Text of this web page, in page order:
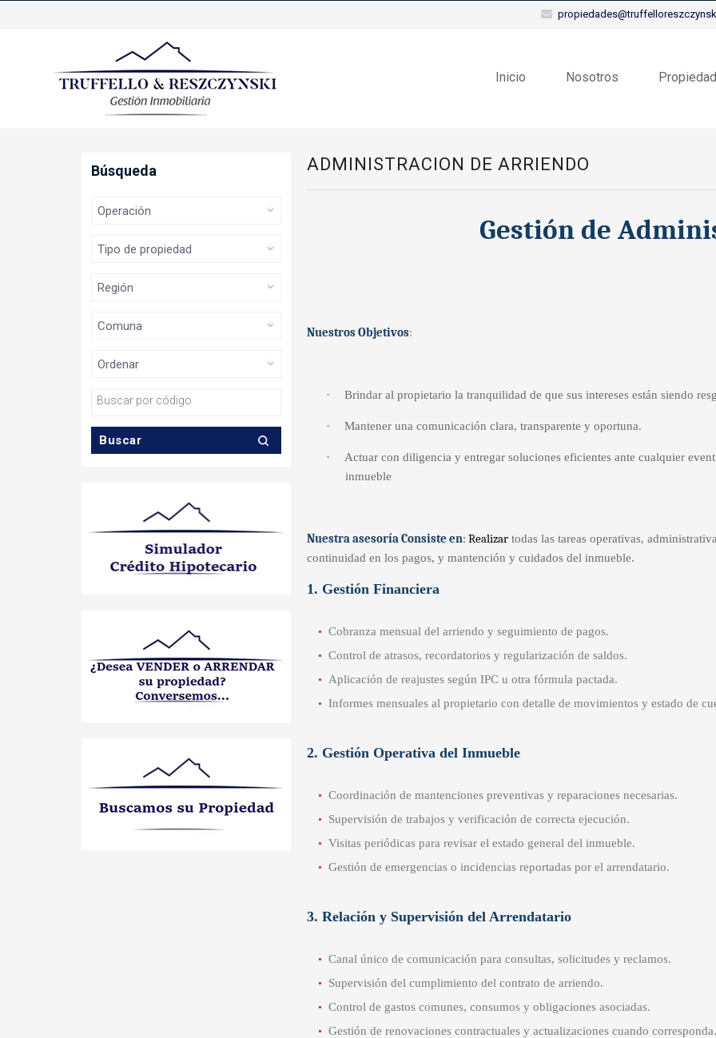
Inicio Nosotros
Búsqueda ADMINISTRACION DE ARRIENDO
Gestión de
Nuestros Objetivos:
· Brindar al propietario la tranquilidad de que sus intereses están siendo
· Mantener una comunicación clara, transparente y oportuna.
·
Actuar con diligencia y entregar soluciones eficientes ante cualquier
inmueble
Nuestra asesoría Consiste en:Realizar todas las tareas operativas,
continuidad en los pagos, y mantención y cuidados del inmueble.
1. Gestión Financiera
Cobranza mensual del arriendo y seguimiento de pagos.
Control de atrasos, recordatorios y regularización de saldos.
Aplicación de reajustes según IPC u otra fórmula pactada.
Informes mensuales al propietario con detalle de movimientos y estado de
2. Gestión Operativa del Inmueble
Coordinación de mantenciones preventivas y reparaciones necesarias.
Supervisión de trabajos y verificación de correcta ejecución.
Visitas periódicas para revisar el estado general del inmueble.
Gestión de emergencias o incidencias reportadas por el arrendatario.
3. Relación y Supervisión del Arrendatario
Canal único de comunicación para consultas, solicitudes y reclamos.
Supervisión del cumplimiento del contrato de arriendo.
Control de gastos comunes, consumos y obligaciones asociadas.
Gestión de renovaciones contractuales y actualizaciones cuando